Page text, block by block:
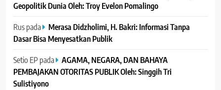
Geopolitik Dunia Oleh: Troy Evelon Pomalingo
Ruspada
Merasa Didzholimi, H. Bakri: Informasi Tanpa
Dasar Bisa Menyesatkan Publik
Setio EP pada
AGAMA, NEGARA, DAN BAHAYA
PEMBAJAKAN OTORITAS PUBLIK Oleh: Singgih Tri
Sulistiyono